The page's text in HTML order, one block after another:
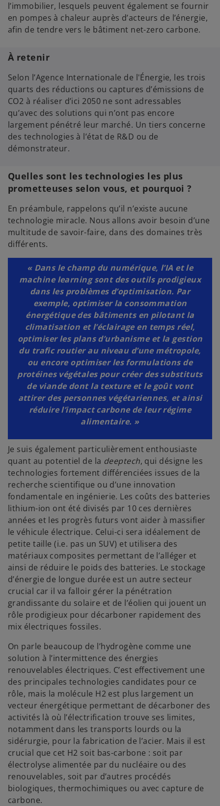
l’immobilier, lesquels peuvent également se fournir
en pompes à chaleur auprès d’acteurs de l’énergie,
afin de tendre vers le bâtiment net-zero carbone.
À retenir
Selon l’Agence Internationale de l'Énergie, les trois
quarts des réductions ou captures d’émissions de
CO2 à réaliser d’ici 2050 ne sont adressables
qu’avec des solutions qui n’ont pas encore
largement pénétré leur marché. Un tiers concerne
des technologies à l’état de R&D ou de
démonstrateur.
Quelles sont les technologies les plus
prometteuses selon vous, et pourquoi ?
En préambule, rappelons qu’il n’existe aucune
technologie miracle. Nous allons avoir besoin d’une
multitude de savoir-faire, dans des domaines très
différents.
« Dans le champ du numérique, l’IA et le
machine learning sont des outils prodigieux
dans les problèmes d’optimisation. Par
exemple, optimiser la consommation
énergétique des bâtiments en pilotant la
climatisation et l’éclairage en temps réel,
optimiser les plans d’urbanisme et la gestion
du trafic routier au niveau d’une métropole,
ou encore optimiser les formulations de
protéines végétales pour créer des substituts
de viande dont la texture et le goût vont
attirer des personnes végétariennes, et ainsi
réduire l’impact carbone de leur régime
alimentaire. »
Je suis également particulièrement enthousiaste
quant au potentiel de la deeptech, qui désigne les
technologies fortement différenciées issues de la
recherche scientifique ou d’une innovation
fondamentale en ingénierie. Les coûts des batteries
lithium-ion ont été divisés par 10 ces dernières
années et les progrès futurs vont aider à massifier
le véhicule électrique. Celui-ci sera idéalement de
petite taille (i.e. pas un SUV) et utilisera des
matériaux composites permettant de l’alléger et
ainsi de réduire le poids des batteries. Le stockage
d’énergie de longue durée est un autre secteur
crucial car il va falloir gérer la pénétration
grandissante du solaire et de l’éolien qui jouent un
rôle prodigieux pour décarboner rapidement des
mix électriques fossiles.
On parle beaucoup de l’hydrogène comme une
solution à l’intermittence des énergies
renouvelables électriques. C’est effectivement une
des principales technologies candidates pour ce
rôle, mais la molécule H2 est plus largement un
vecteur énergétique permettant de décarboner des
activités là où l’électrification trouve ses limites,
notamment dans les transports lourds ou la
sidérurgie, pour la fabrication de l’acier. Mais il est
crucial que cet H2 soit bas-carbone : soit par
électrolyse alimentée par du nucléaire ou des
renouvelables, soit par d’autres procédés
biologiques, thermochimiques ou avec capture de
carbone.